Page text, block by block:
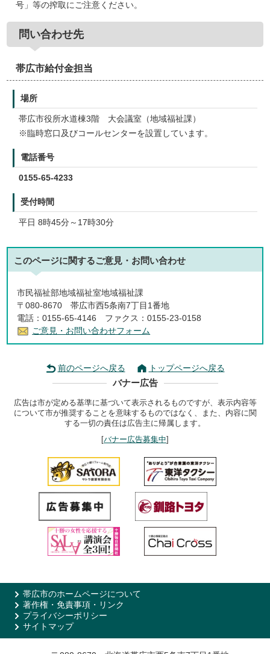
号」等の搾取にご注意ください。
問い合わせ先
帯広市給付金担当
場所
帯広市役所水道棟3階 大会議室（地域福祉課）
※臨時窓口及びコールセンターを設置しています。
電話番号
0155-65-4233
受付時間
平日 8時45分～17時30分
このページに関するご意見・お問い合わせ
市民福祉部地域福祉室地域福祉課
〒080-8670 帯広市西5条南7丁目1番地
電話：0155-65-4146 ファクス：0155-23-0158
ご意見・お問い合わせフォーム
前のページへ戻る トップページへ戻る
バナー広告
広告は市が定める基準に基づいて表示されるものですが、表示内容等
について市が推奨することを意味するものではなく、また、内容に関
する一切の責任は広告主に帰属します。
[バナー広告募集中]
帯広市のホームページについて
著作権・免責事項・リンク
プライバシーポリシー
サイトマップ